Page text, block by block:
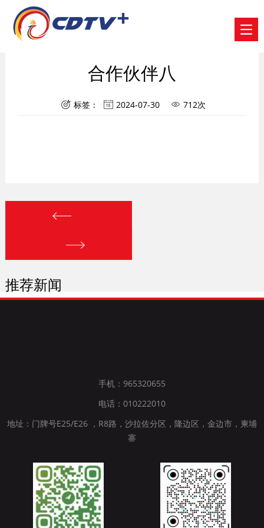
合作伙伴八
 标签：  2024-07-30  712次
推荐新闻
手机：965320655
电话：010222010
地址：门牌号E25/E26 ，R8路，沙拉佐分区，隆边区，金边市，柬埔
寨